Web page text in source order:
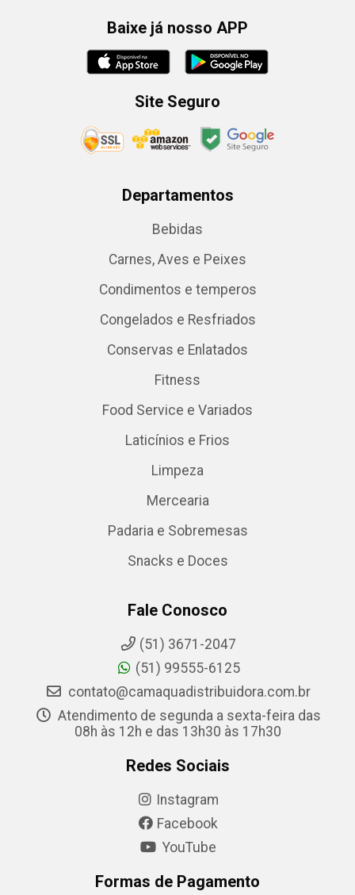
Baixe já nosso APP
Site Seguro
Departamentos
Bebidas
Carnes, Aves e Peixes
Condimentos e temperos
Congelados e Resfriados
Conservas e Enlatados
Fitness
Food Service e Variados
Laticínios e Frios
Limpeza
Mercearia
Padaria e Sobremesas
Snacks e Doces
Fale Conosco
(51) 3671-2047
(51) 99555-6125
contato@camaquadistribuidora.com.br
Atendimento de segunda a sexta-feira das
08h às 12h e das 13h30 às 17h30
Redes Sociais
Instagram
Facebook
YouTube
Formas de Pagamento